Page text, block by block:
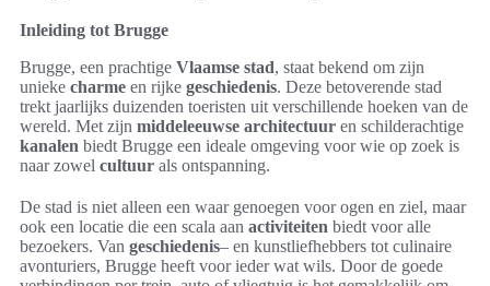
Inleiding tot Brugge
Brugge, een prachtige Vlaamse stad, staat bekend om zijn
unieke charme en rijke geschiedenis. Deze betoverende stad
trekt jaarlijks duizenden toeristen uit verschillende hoeken van de
wereld. Met zijn middeleeuwse architectuur en schilderachtige
kanalen biedt Brugge een ideale omgeving voor wie op zoek is
naar zowel cultuur als ontspanning.
De stad is niet alleen een waar genoegen voor ogen en ziel, maar
ook een locatie die een scala aan activiteiten biedt voor alle
bezoekers. Van geschiedenis– en kunstliefhebbers tot culinaire
avonturiers, Brugge heeft voor ieder wat wils. Door de goede